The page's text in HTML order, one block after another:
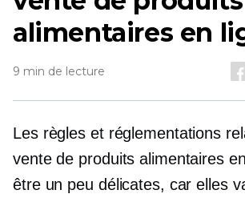
alimentaires en
9 min de lecture
Les règles et réglementations
vente de produits alimentaires
être un peu délicates, car elles